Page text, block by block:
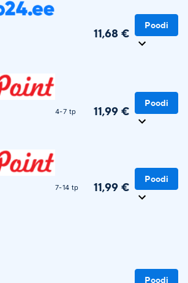
11,68 €
Poodi
4-7 tp 11,99 €
Poodi
7-14 tp 11,99 €
Poodi
Poodi